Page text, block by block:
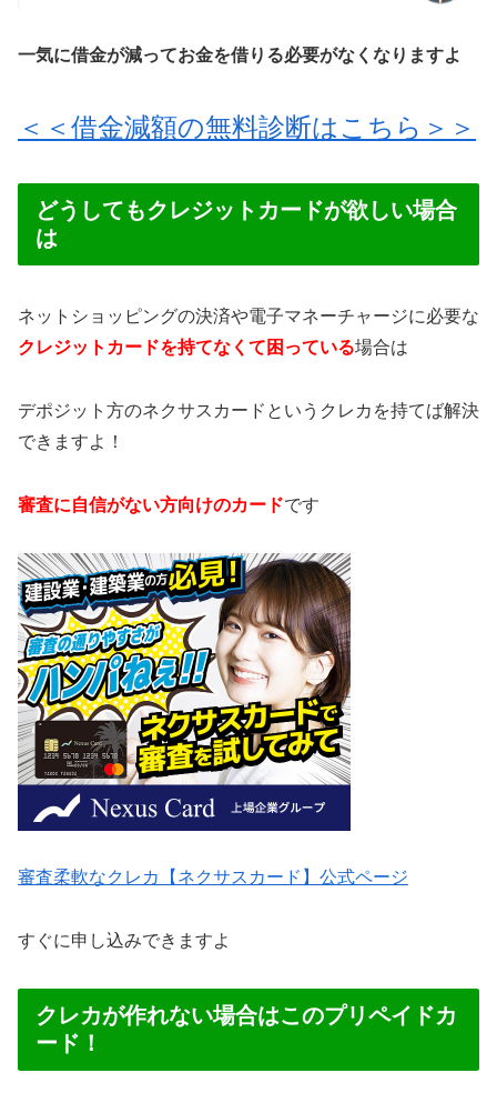
一気に借金が減ってお金を借りる必要がなくなりますよ
＜＜借金減額の無料診断はこちら＞＞
どうしてもクレジットカードが欲しい場合
は
ネットショッピングの決済や電子マネーチャージに必要な
クレジットカードを持てなくて困っている場合は
デポジット方のネクサスカードというクレカを持てば解決
できますよ！
審査に自信がない方向けのカードです
審査柔軟なクレカ【ネクサスカード】公式ページ
すぐに申し込みできますよ
クレカが作れない場合はこのプリペイドカ
ード！